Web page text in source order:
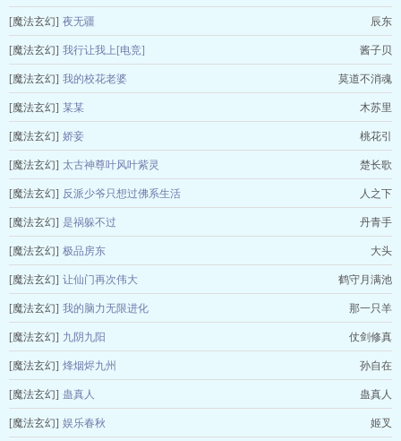
[魔法玄幻] 夜无疆 辰东
[魔法玄幻] 我行让我上[电竞] 酱子贝
[魔法玄幻] 我的校花老婆 莫道不消魂
[魔法玄幻] 某某 木苏里
[魔法玄幻] 娇妾 桃花引
[魔法玄幻] 太古神尊叶风叶紫灵 楚长歌
[魔法玄幻] 反派少爷只想过佛系生活 人之下
[魔法玄幻] 是祸躲不过 丹青手
[魔法玄幻] 极品房东 大头
[魔法玄幻] 让仙门再次伟大 鹤守月满池
[魔法玄幻] 我的脑力无限进化 那一只羊
[魔法玄幻] 九阴九阳 仗剑修真
[魔法玄幻] 烽烟烬九州 孙自在
[魔法玄幻] 蛊真人 蛊真人
[魔法玄幻] 娱乐春秋 姬叉